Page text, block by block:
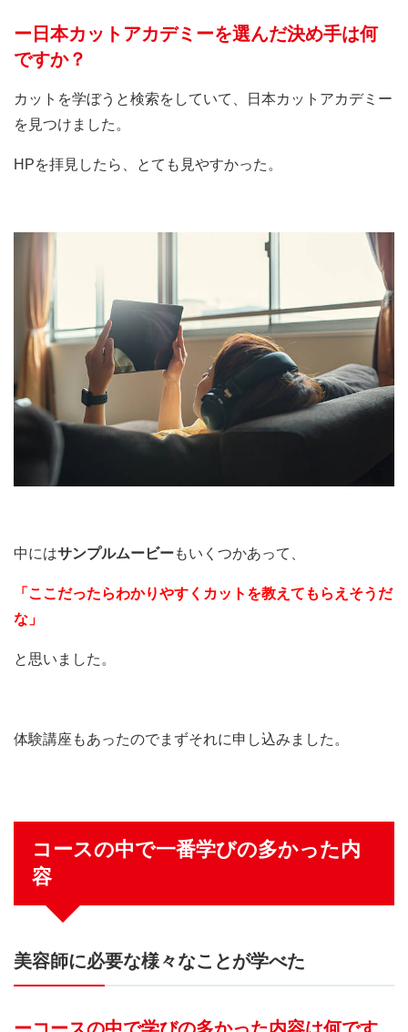
ー日本カットアカデミーを選んだ決め手は何
ですか？
カットを学ぼうと検索をしていて、日本カットアカデミー
を見つけました。
HPを拝見したら、とても見やすかった。
中にはサンプルムービーもいくつかあって、
「ここだったらわかりやすくカットを教えてもらえそうだ
な」
と思いました。
体験講座もあったのでまずそれに申し込みました。
コースの中で一番学びの多かった内
容
美容師に必要な様々なことが学べた